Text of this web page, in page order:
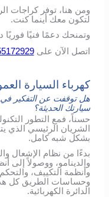
ومن هنا، توفر كراجات
لتكون معك أينما كنت.
وتمنحك دعمًا فنيًا فوريًا
اتصل
الآن على
كهرباء السيارة
هل توقفت عن التفكير في
سيارتك الحديثة؟
حسناً، فمع التطور
الشريان الرئيسي الذي
بشكل شبه كامل.
بدءًا من نظام الإشعال
والدينامو، ووصولاً إلى
وأنظمة التكييف،
وحساسات الطريق كل
الدائرة الكهربائية.